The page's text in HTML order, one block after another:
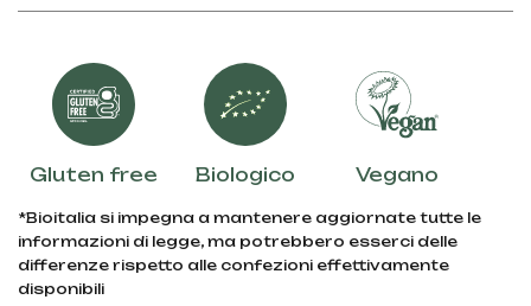
Gluten free Biologico Vegano
*Bioitalia si impegna a mantenere aggiornate tutte le
informazioni di legge, ma potrebbero esserci delle
differenze rispetto alle confezioni effettivamente
disponibili